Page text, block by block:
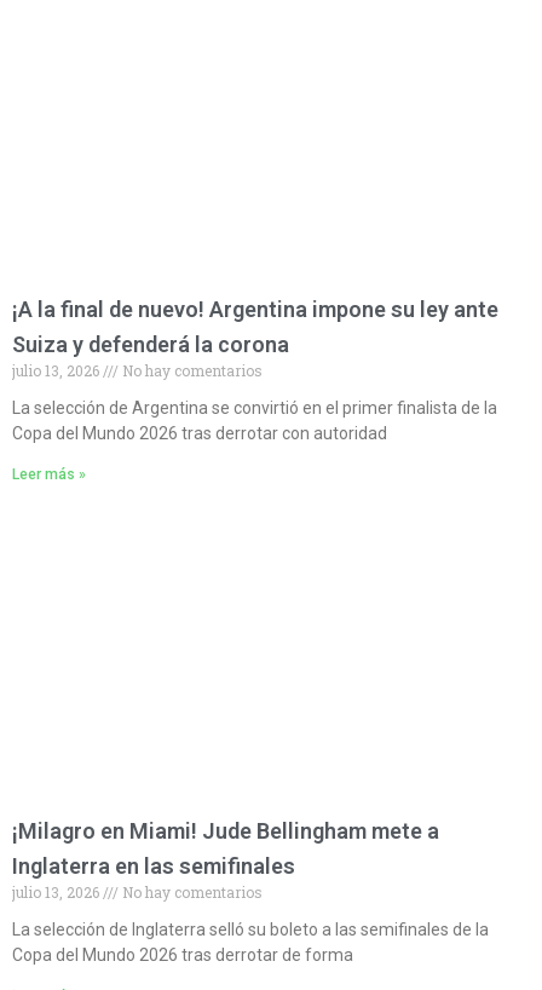
¡A la final de nuevo! Argentina impone su ley ante
Suiza y defenderá la corona
julio 13, 2026
No hay comentarios
La selección de Argentina se convirtió en el primer finalista de la
Copa del Mundo 2026 tras derrotar con autoridad
Leer más »
¡Milagro en Miami! Jude Bellingham mete a
Inglaterra en las semifinales
julio 13, 2026
No hay comentarios
La selección de Inglaterra selló su boleto a las semifinales de la
Copa del Mundo 2026 tras derrotar de forma